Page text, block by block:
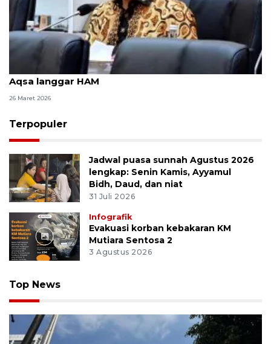
Anggota DPR: Tindakan Israel larang shalat di Al
Aqsa langgar HAM
26 Maret 2026
Terpopuler
Jadwal puasa sunnah Agustus 2026
lengkap: Senin Kamis, Ayyamul
Bidh, Daud, dan niat
31 Juli 2026
Infografik
Evakuasi korban kebakaran KM
Mutiara Sentosa 2
3 Agustus 2026
Top News